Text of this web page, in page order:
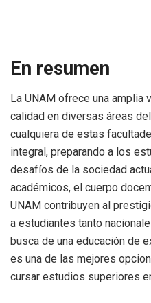
En resumen
La UNAM ofrece una
calidad en diversas áreas
cualquiera de estas
integral, preparando a los
desafíos de la sociedad
académicos, el cuerpo
UNAM contribuyen al
a estudiantes tanto
busca de una educación de
es una de las mejores
cursar estudios superiores